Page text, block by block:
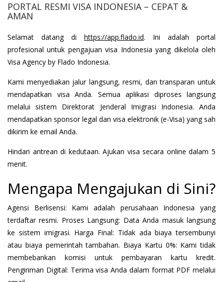
PORTAL RESMI VISA INDONESIA – CEPAT &
AMAN
Selamat datang di https://app.flado.id. Ini adalah portal
profesional untuk pengajuan visa Indonesia yang dikelola oleh
Visa Agency by Flado Indonesia.
Kami menyediakan jalur langsung, resmi, dan transparan untuk
mendapatkan visa Anda. Semua aplikasi diproses langsung
melalui sistem Direktorat Jenderal Imigrasi Indonesia. Anda
mendapatkan sponsor legal dan visa elektronik (e-Visa) yang sah
dikirim ke email Anda.
Hindari antrean di kedutaan. Ajukan visa secara online dalam 5
menit.
Mengapa Mengajukan di Sini?
Agensi Berlisensi: Kami adalah perusahaan Indonesia yang
terdaftar resmi. Proses Langsung: Data Anda masuk langsung
ke sistem imigrasi. Harga Final: Tidak ada biaya tersembunyi
atau biaya pemerintah tambahan. Biaya Kartu 0%: Kami tidak
membebankan komisi untuk pembayaran kartu kredit.
Pengiriman Digital: Terima visa Anda dalam format PDF melalui